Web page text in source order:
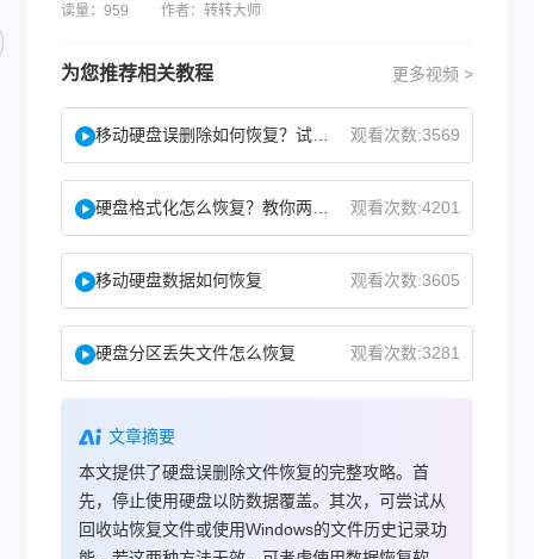
读量：959 作者：转转大师
为您推荐相关教程 更多视频 >
观看次数:3569
观看次数:4201
移动硬盘数据如何恢复 观看次数:3605
硬盘分区丢失文件怎么恢复 观看次数:3281
文章摘要
本文提供了硬盘误删除文件恢复的完整攻略。首
先，停止使用硬盘以防数据覆盖。其次，可尝试从
回收站恢复文件或使用Windows的文件历史记录功